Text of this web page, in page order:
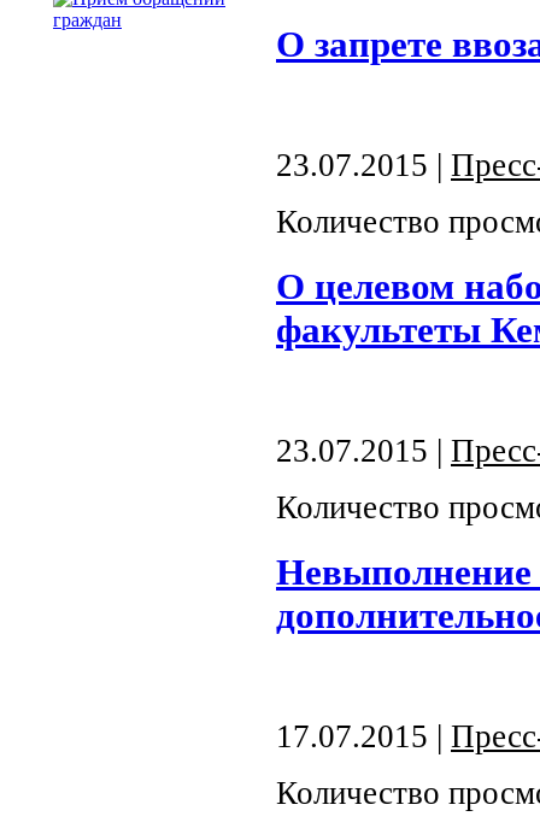
О запрете
23.07.2015 |
Количество
О целевом
факультеты
23.07.2015 |
Количество
Невыполнение
17.07.2015 |
Количество